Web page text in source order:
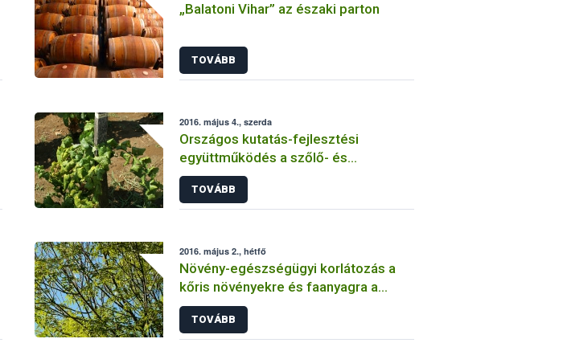
„Balatoni Vihar” az északi parton
TOVÁBB
2016. május 4., szerda
Országos kutatás-fejlesztési
együttműködés a szőlő- és
gyümölcstermesztésünk biztonsága
érdekében
TOVÁBB
2016. május 2., hétfő
Növény-egészségügyi korlátozás a
kőris növényekre és faanyagra a
Chalara fraxinea nevű kórokozó
terjedésének megakadályozására
TOVÁBB